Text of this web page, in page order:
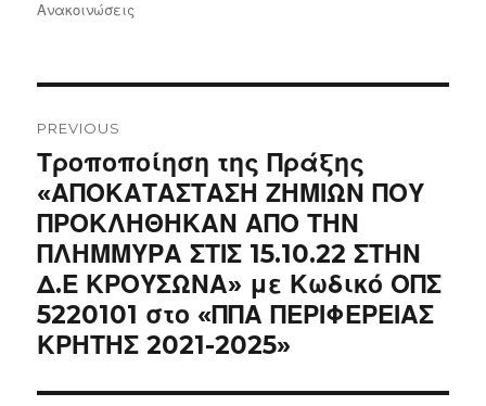
Ανακοινώσεις
navigation
PREVIOUS
Previous
post:
Τροποποίηση της Πράξης
«ΑΠΟΚΑΤΑΣΤΑΣΗ ΖΗΜΙΩΝ ΠΟΥ
ΠΡΟΚΛΗΘΗΚΑΝ ΑΠΟ ΤΗΝ
ΠΛΗΜΜΥΡΑ ΣΤΙΣ 15.10.22 ΣΤΗΝ
Δ.Ε ΚΡΟΥΣΩΝΑ» με Κωδικό ΟΠΣ
5220101 στο «ΠΠΑ ΠΕΡΙΦΕΡΕΙΑΣ
ΚΡΗΤΗΣ 2021-2025»